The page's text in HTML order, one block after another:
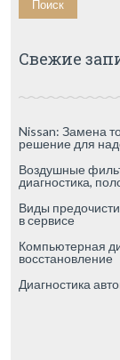
Свежие
Nissan: Замена
решение для
Воздушные
диагностика,
Виды
в сервисе
Компьютерная
восстановление
Диагностика